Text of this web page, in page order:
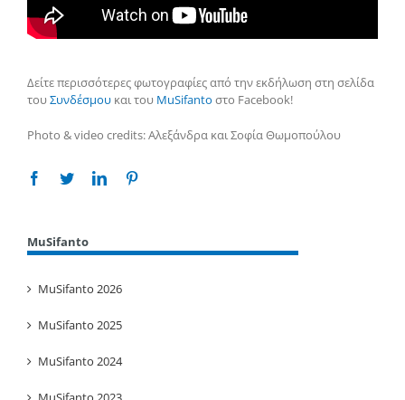
Δείτε περισσότερες φωτογραφίες από την εκδήλωση στη σελίδα
τουΣυνδέσμου και του MuSifanto στο Facebook!
Photo & video credits: Αλεξάνδρα και Σοφία Θωμοπούλου
Facebook
TwitterLinkedin
MuSifanto
MuSifanto 2026
MuSifanto 2025
MuSifanto 2024